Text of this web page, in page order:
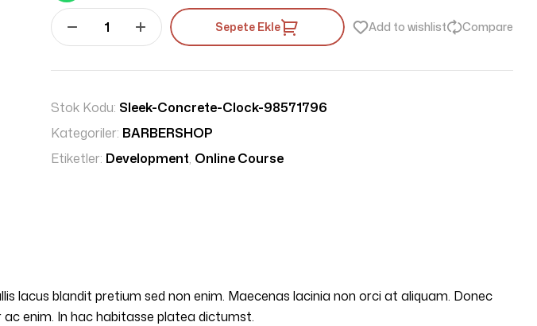
Sepete Ekle Add to wishlist Compare
Stok Kodu: Sleek-Concrete-Clock-98571796
Kategoriler: BARBERSHOP
Etiketler: Development, Online Course
lacus blandit pretium sed non enim. Maecenas lacinia non orci at aliquam. Donec
enim. In hac habitasse platea dictumst.